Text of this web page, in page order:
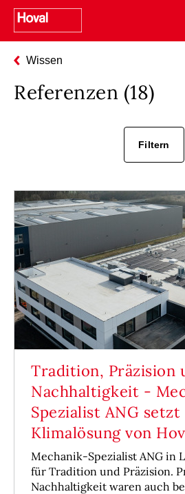
Wissen
Referenzen (18)
Filtern
Tradition, Präzision
Nachhaltigkeit -
Spezialist ANG setzt
Klimalösung von
Mechanik-Spezialist ANG in
für Tradition und Präzision.
Nachhaltigkeit waren auch